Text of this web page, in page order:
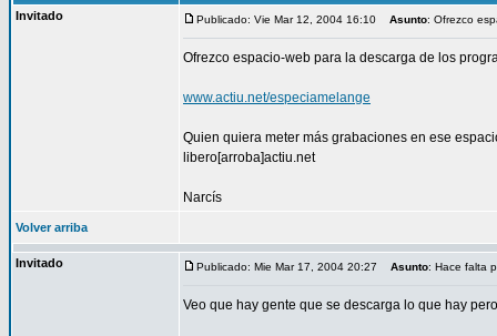
Invitado
Publicado: Vie Mar 12, 2004 16:10 Asunto: Ofrezco
Ofrezco espacio-web para la descarga de los
www.actiu.net/especiamelange
Quien quiera meter más grabaciones en ese
libero[arroba]actiu.net
Narcís
Volver arriba
Invitado Publicado: Mie Mar 17, 2004 20:27 Asunto: Hace falta
Veo que hay gente que se descarga lo que hay